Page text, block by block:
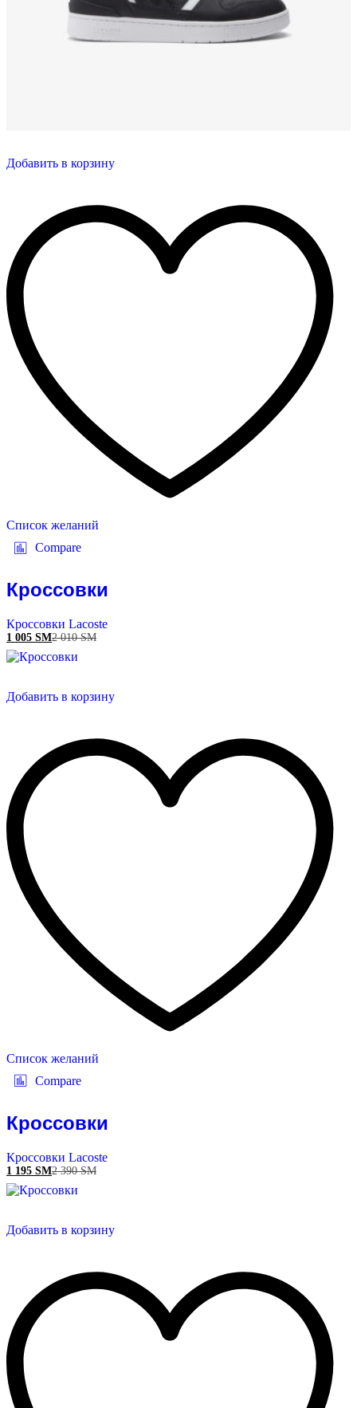
Добавить в корзину
Список желаний
Compare
Кроссовки
Кроссовки Lacoste
1 005 ЅМ2 010ЅМ
Добавить в корзину
Список желаний
Compare
Кроссовки
Кроссовки Lacoste
1 195 ЅМ2 390ЅМ
Добавить в корзину